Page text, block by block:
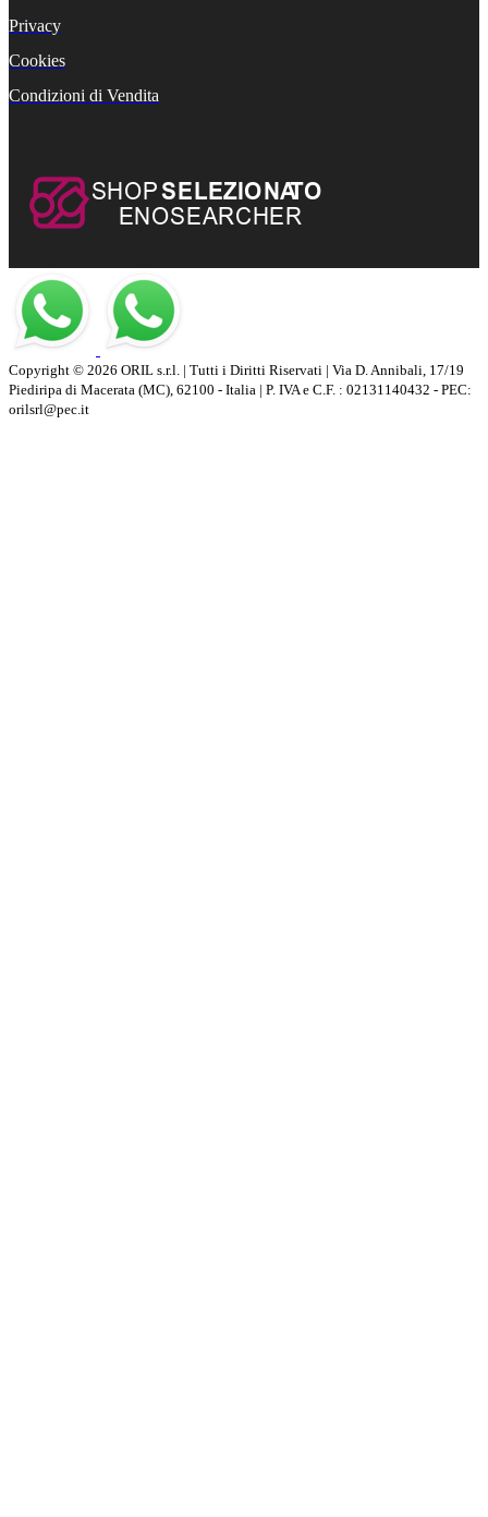
Privacy
Cookies
Condizioni di Vendita
Copyright © 2026 ORIL s.r.l. | Tutti i Diritti Riservati | Via D. Annibali, 17/19
Piediripa di Macerata (MC), 62100 - Italia | P. IVA e C.F. : 02131140432 - PEC:
orilsrl@pec.it